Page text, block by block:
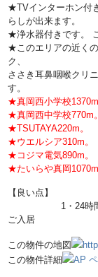
★TVインターホン付
らしが出来ます。
★浄水器付きです。
★このエリアの近く
ク、
ささき耳鼻咽喉クリ
す。
★真岡西小学校1370m
★真岡西中学校770m。
★TSUTAYA220m。
★ウエルシア310m。
★コジマ電気890m。
★たいらや真岡1070m
【良い点】
1・24時間緊急
ご入居
この物件の地図
この物件詳細
AP